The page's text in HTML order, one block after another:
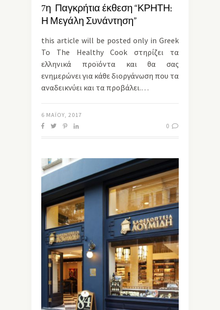
7η Παγκρήτια έκθεση “ΚΡΗΤΗ:
Η Μεγάλη Συνάντηση”
this article will be posted only in Greek
Το The Ηealthy Cook στηρίζει τα
ελληνικά προϊόντα και θα σας
ενημερώνει για κάθε διοργάνωση που τα
αναδεικνύει και τα προβάλει.…
6 ΜΑΪ́ΟΥ, 2017
0